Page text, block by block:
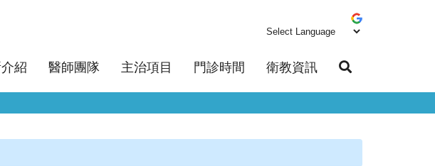
紹 醫師團隊 主治項目 門診時間 衛教資訊